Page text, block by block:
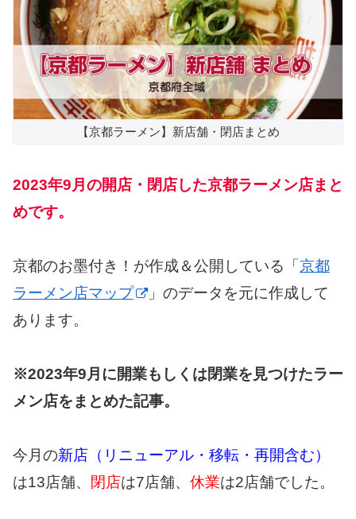
【京都ラーメン】新店舗・閉店まとめ
2023年9月の開店・閉店した京都ラーメン店まと
めです。
京都のお墨付き！が作成＆公開している「 京都
ラーメン店マップ
」のデータを元に作成して
あります。
※2023年9月に開業もしくは閉業を見つけたラー
メン店をまとめた記事。
今月の新店（リニューアル・移転・再開含む）
は13店舗、 閉店は7店舗、 休業は2店舗でした。